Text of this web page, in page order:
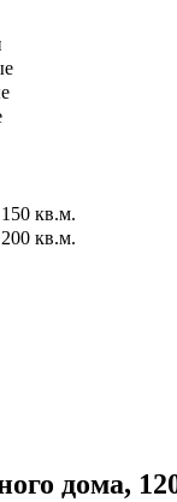
кв.м.
кв.м.
дома,